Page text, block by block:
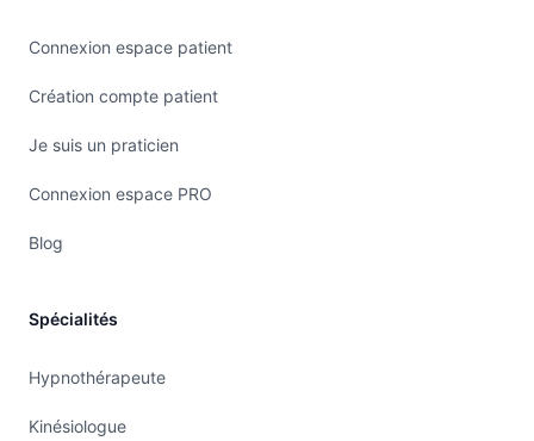
Connexion espace patient
Création compte patient
Je suis un praticien
Connexion espace PRO
Blog
Spécialités
Hypnothérapeute
Kinésiologue